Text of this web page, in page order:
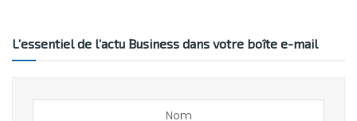
L’essentiel de l’actu Business dans votre boîte e-mail